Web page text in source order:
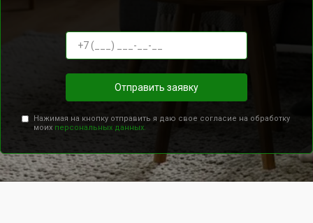
Отправить заявку
Нажимая на кнопку отправить я даю свое согласие на обработку
моих персональных данных.